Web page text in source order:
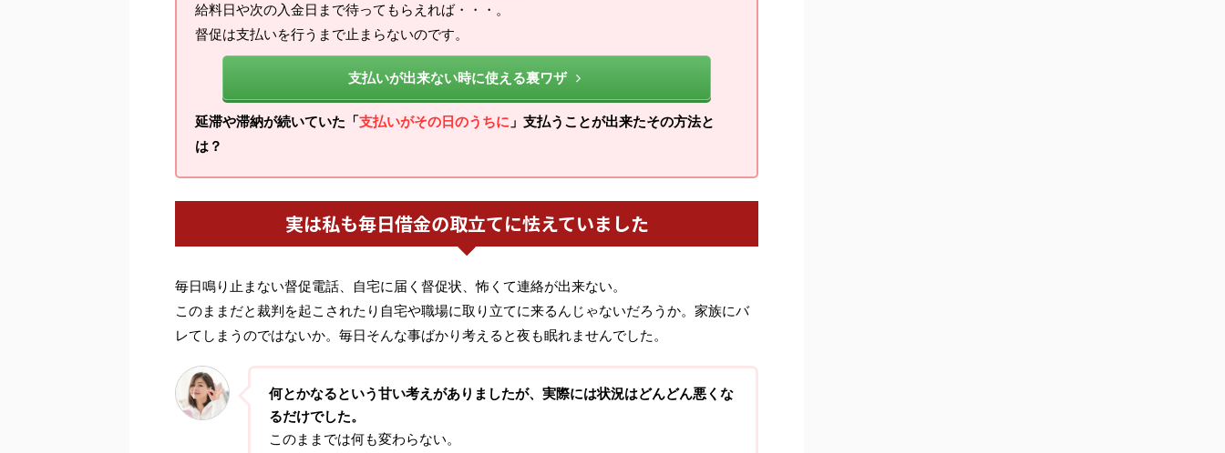
給料日や次の入金日まで待ってもらえれば・・・。
督促は支払いを行うまで止まらないのです。
支払いが出来ない時に使える裏ワザ
延滞や滞納が続いていた「支払いがその日のうちに 」支払うことが出来たその方法と
は？
実は私も毎日借金の取立てに怯えていました
毎日鳴り止まない督促電話、自宅に届く督促状、怖くて連絡が出来ない。
このままだと裁判を起こされたり自宅や職場に取り立てに来るんじゃないだろうか。家族にバ
レてしまうのではないか。毎日そんな事ばかり考えると夜も眠れませんでした。
何とかなるという甘い考えがありましたが、実際には状況はどんどん悪くな
るだけでした。
このままでは何も変わらない。